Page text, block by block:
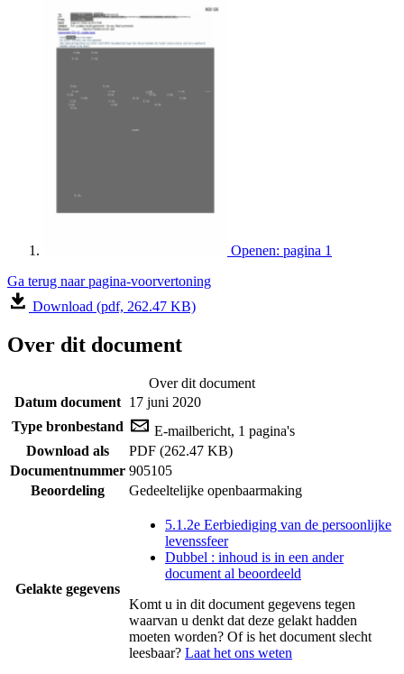
Openen: pagina 1
Ga terug naar pagina-voorvertoning
Download (pdf, 262.47 KB)
Over dit document
Over dit document
Datum document 17 juni 2020
Type bronbestand
E-mailbericht, 1 pagina's
Download als
PDF (262.47 KB)
Documentnummer 905105
Beoordeling
Gedeeltelijke openbaarmaking
Gelakte gegevens
5.1.2e Eerbiediging van de persoonlijke
levenssfeer
Dubbel : inhoud is in een ander
document al beoordeeld
Komt u in dit document gegevens tegen
waarvan u denkt dat deze gelakt hadden
moeten worden? Of is het document slecht
leesbaar? Laat het ons weten